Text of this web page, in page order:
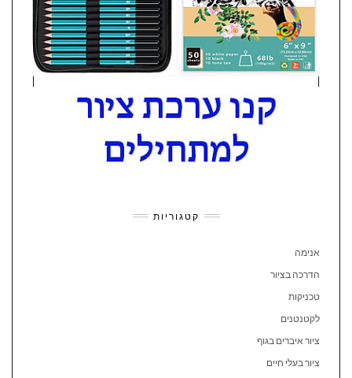
קטגוריות
אנימה
הדרכה בציור
טכניקות
לקטנטנים
ציור איברים בגוף
ציור בעלי חיים